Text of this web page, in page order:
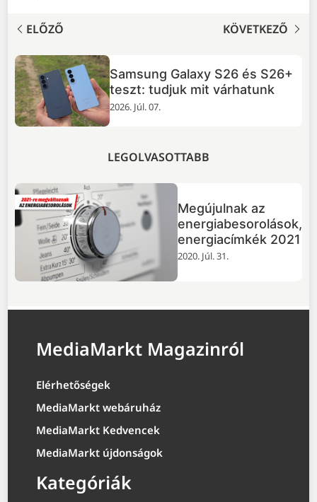
ELŐZŐ KÖVETKEZŐ
TOP 5 dolog, amit tudnod
érdemes a GTA VI-ról
2026. Júl. 02.
LEGOLVASOTTABB
Megújulnak az
energiabesorolások,
energiacímkék 2021
2020. Júl. 31.
MediaMarkt Magazinról
Elérhetőségek
MediaMarkt webáruház
MediaMarkt Kedvencek
MediaMarkt újdonságok
Kategóriák